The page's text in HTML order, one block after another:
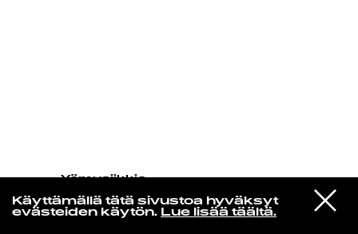
Käyttämällä tätä sivustoa hyväksyt
evästeiden käytön. Lue lisää täältä.
VIESTI
STUDIOON
Yö­mu­siik­kia
Makaya Mccraven
Im New Here